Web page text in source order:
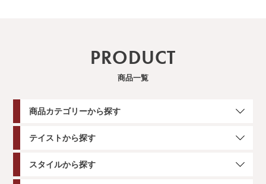
PRODUCT
商品一覧
商品カテゴリーから探す
テイストから探す
スタイルから探す